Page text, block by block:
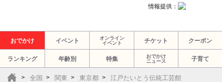
情報提供：
おでかけ イベント
オンライン
イベント
チケット クーポン
ランキング 年齢別 特集
おでかけ
ニュース
子育て
全国 関東 東京都 江戸たいとう伝統工芸館